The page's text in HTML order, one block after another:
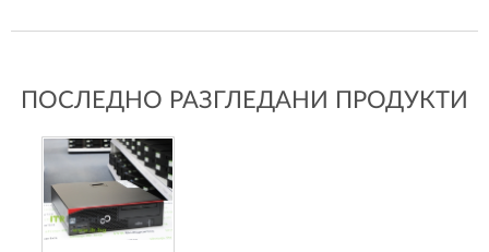
ПОСЛЕДНО РАЗГЛЕДАНИ ПРОДУКТИ